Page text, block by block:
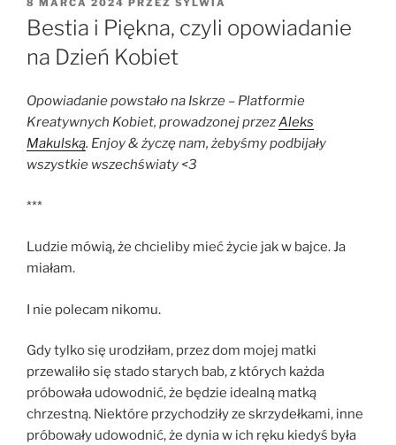
W
8 MARCA 2024 PRZEZ SYLWIA
Bestia i Piękna, czyli opowiadanie
na Dzień Kobiet
Opowiadanie powstało na Iskrze – Platformie
Kreatywnych Kobiet, prowadzonej przezAleks
Makulską. Enjoy & życzę nam, żebyśmy podbijały
wszystkie wszechświaty <3
***
Ludzie mówią, że chcieliby mieć życie jak w bajce. Ja
miałam.
I nie polecam nikomu.
Gdy tylko się urodziłam, przez dom mojej matki
przewaliło się stado starych bab, z których każda
próbowała udowodnić, że będzie idealną matką
chrzestną. Niektóre przychodziły ze skrzydełkami, inne
próbowały udowodnić, że dynia w ich ręku kiedyś była